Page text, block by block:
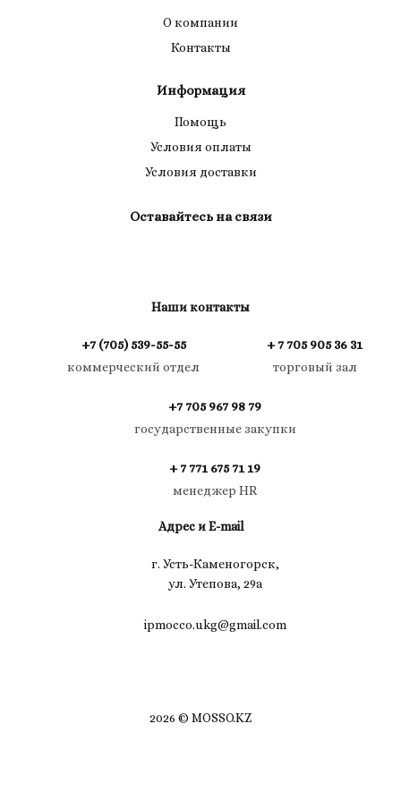
О компании
Контакты
Информация
Помощь
Условия оплаты
Условия доставки
Оставайтесь на связи
Наши контакты
+7 (705) 539-55-55
коммерческий отдел
+ 7 705 905 36 31
торговый зал
+7 705 967 98 79
государственные закупки
+ 7 771 675 71 19
менеджер HR
Адрес и E-mail
г. Усть-Каменогорск,
ул. Утепова, 29а
ipmocco.ukg@gmail.com
2026 © MOSSO.KZ